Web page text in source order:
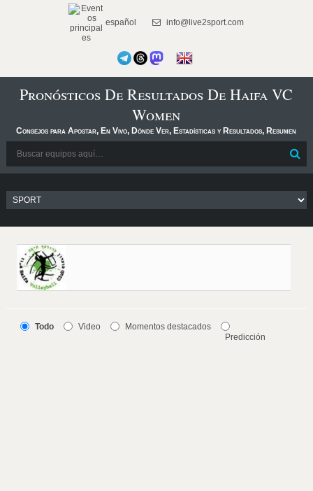
español info@live2sport.com
Pronósticos De Resultados De Haifa VC
Women
Consejos para Apostar, En Vivo, Dónde Ver, Estadísticas y Resultados, Resumen
Todo Video
Momentos destacados
Predicción